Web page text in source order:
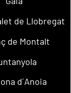
de Llobregat
de Montalt
d´Anoia